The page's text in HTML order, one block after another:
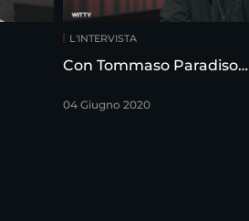
L'INTERVISTA
Con Tommaso Paradiso…
04 Giugno 2020